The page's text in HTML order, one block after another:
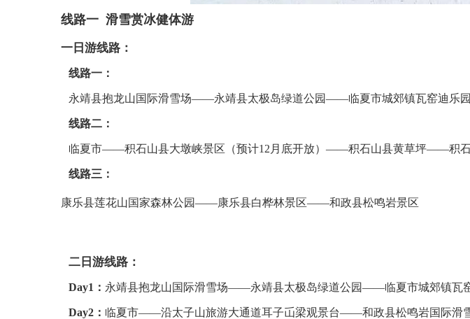
线路一 滑雪赏冰健体游
一日游线路：
线路一：
永靖县抱龙山国际滑雪场——永靖县太极岛绿道公园——临夏市城郊镇瓦窑迪乐
线路二：
临夏市——积石山县大墩峡景区（预计12月底开放）——积石山县黄草坪——积
线路三：
康乐县莲花山国家森林公园——康乐县白桦林景区——和政县松鸣岩景区
二日游线路：
Day1： 永靖县抱龙山国际滑雪场——永靖县太极岛绿道公园——临夏市城郊镇
Day2： 临夏市——沿太子山旅游大通道耳子屲梁观景台——和政县松鸣岩国际